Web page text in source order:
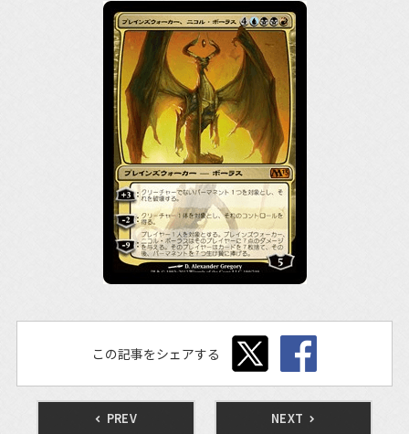
この記事をシェアする
PREV NEXT